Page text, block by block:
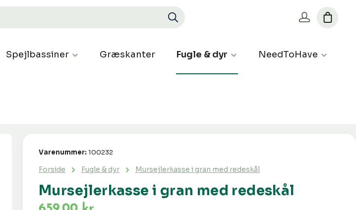
Spejlbassiner Græskanter Fugle & dyr NeedToHave
Mursejlerkasse i gran med redeskål
Forside Fugle & dyr Mursejlerkasse i gran med redeskål
Varenummer: 100232